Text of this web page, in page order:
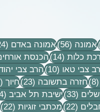
79 פוסטים
אמונה (56) 56 פוסטים
אמונה באדם (24)
כלות (14) 14 פוסטים
הכנסת
צבי טאו (10) 10 פוסטים
הרב צבי
(8) 8 פוסטיםחזרה בתשובה (23) 23 פוסטים
חיוך (28)
(33) 33 פוסטים
ישיבת תל אביב (4)
(22) 22 פוסטים
מכתבי זוגיות (22)